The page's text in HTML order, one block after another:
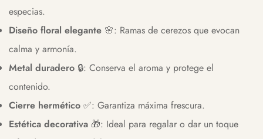
especias.
Diseño floral elegante 🌸: Ramas de cerezos que evocan
calma y armonía.
Metal duradero 🔒: Conserva el aroma y protege el
contenido.
Cierre hermético ✅: Garantiza máxima frescura.
Estética decorativa 🎁: Ideal para regalar o dar un toque